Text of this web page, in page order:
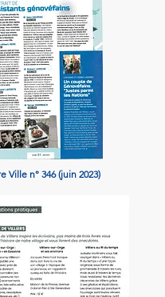
Ville n° 346 (juin 2023)